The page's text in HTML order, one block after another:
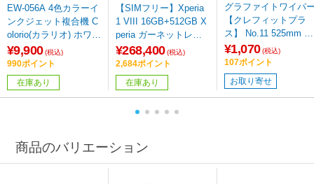
EW-056A 4色カラーイ
ンクジェット複合機 C
olorio(カラリオ) ホワイ
ト ［L判～A4］
¥9,900 (税込)
990ポイント
在庫あり
【SIMフリー】Xperia
1 VIII 16GB+512GB X
peria ガーネットレッ
ド XQ-GE44 R3JPCX0
¥268,400 (税込)
2,684ポイント
在庫あり
グラファイトワイパ
【クレフィットプラ
ス】 No.11 525mm
G53
¥1,070 (税込)
107ポイント
お取り寄せ
商品のバリエーション